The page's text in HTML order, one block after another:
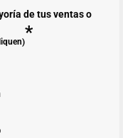
de tus ventas o
*